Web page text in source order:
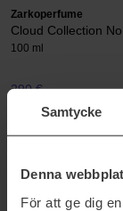
Samtycke
Denna
För att ge dig
Zarkoperfume
Cloud Collection
100 ml
290 €
100 ml
133 €